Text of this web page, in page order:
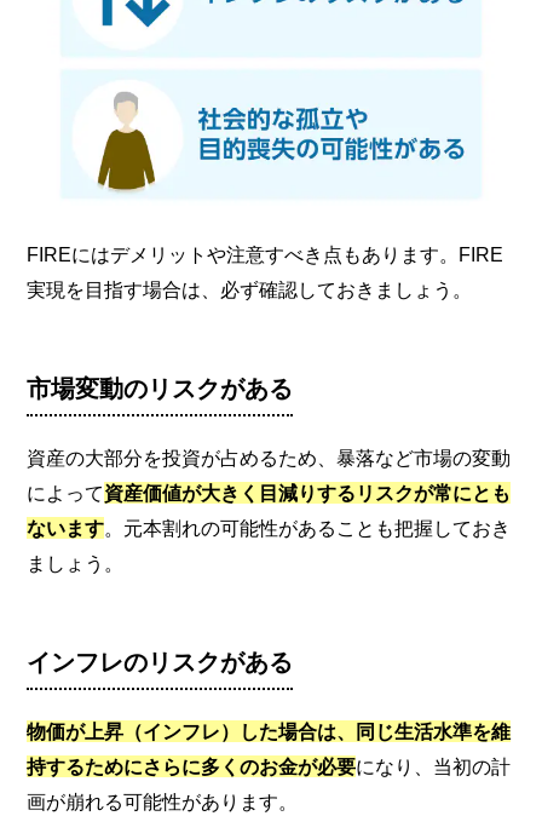
FIREにはデメリットや注意すべき点もあります。FIRE
実現を目指す場合は、必ず確認しておきましょう。
市場変動のリスクがある
資産の大部分を投資が占めるため、暴落など市場の変動
によって資産価値が大きく目減りするリスクが常にとも
ないます 。元本割れの可能性があることも把握しておき
ましょう。
インフレのリスクがある
物価が上昇（インフレ）した場合は、同じ生活水準を維
持するためにさらに多くのお金が必要になり、当初の計
画が崩れる可能性があります。